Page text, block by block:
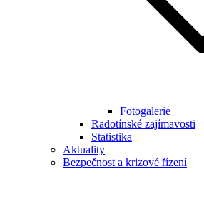
Fotogalerie
Radotínské zajímavosti
Statistika
Aktuality
Bezpečnost a krizové řízení